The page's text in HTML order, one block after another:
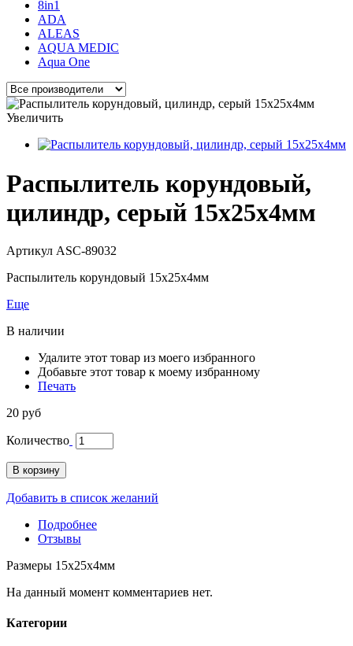
8in1
ADA
ALEAS
AQUA MEDIC
Aqua One
Увеличить
Распылитель корундовый,
цилиндр, серый 15x25x4мм
Артикул ASC-89032
Распылитель корундовый 15x25x4мм
Еще
В наличии
Удалите этот товар из моего избранного
Добавьте этот товар к моему избранному
Печать
20 руб
Количество
В корзину
Добавить в список желаний
Подробнее
Отзывы
Размеры 15x25x4мм
На данный момент комментариев нет.
Категории